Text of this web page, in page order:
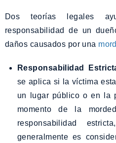
Dos teorías legales
responsabilidad de un
daños causados por una
Responsabilidad
se aplica si la víctima
un lugar público o en la
momento de la
responsabilidad
generalmente es